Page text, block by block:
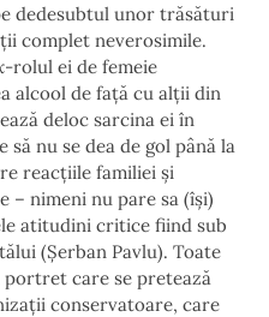
dedesubtul unor trăsături
complet neverosimile.
-rolul ei de femeie
alcool de față cu alții din
deloc sarcina ei în
nu se dea de gol până la
reacțiile familiei și
– nimeni nu pare sa (își)
atitudini critice fiind sub
(Şerban Pavlu). Toate
portret care se pretează
conservatoare, care